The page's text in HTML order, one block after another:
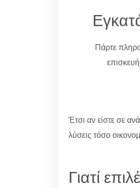
Πάρτε
Έτσι αν είστε σε
λύσεις τόσο
Γιατί